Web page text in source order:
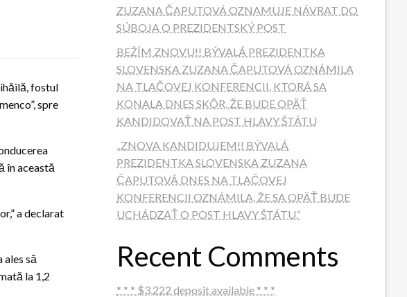
fostul
spre
în această
a declarat
să
la 1,2
ZUZANA ČAPUTOVÁ OZNAMUJE NÁVRAT DO
SÚBOJA O PREZIDENTSKÝ POST
BEŽÍM ZNOVU!! BÝVALÁ PREZIDENTKA
SLOVENSKA ZUZANA ČAPUTOVÁ OZNÁMILA
NA TLAČOVEJ KONFERENCII, KTORÁ SA
KONALA DNES SKÔR, ŽE BUDE OPÄŤ
KANDIDOVAŤ NA POST HLAVY ŠTÁTU
„ZNOVA KANDIDUJEM!! BÝVALÁ
PREZIDENTKA SLOVENSKA ZUZANA
ČAPUTOVÁ DNES NA TLAČOVEJ
KONFERENCII OZNÁMILA, ŽE SA OPÄŤ BUDE
UCHÁDZAŤ O POST HLAVY ŠTÁTU.“
Recent Comments
* * * $3,222 deposit available * * *